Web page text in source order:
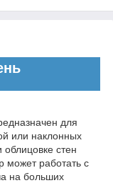
для
или наклонных
стен
может работать с
на больших